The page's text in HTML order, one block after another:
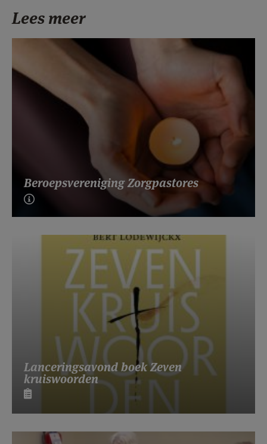
Lees meer
Beroepsvereniging Zorgpastores
Lanceringsavond boek Zeven
kruiswoorden